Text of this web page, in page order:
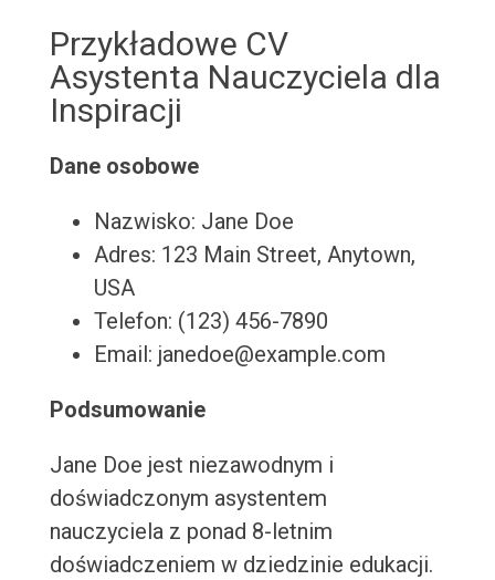
Przykładowe CV
Asystenta Nauczyciela dla
Inspiracji
Dane osobowe
Nazwisko: Jane Doe
Adres: 123 Main Street, Anytown,
USA
Telefon: (123) 456-7890
Email: janedoe@example.com
Podsumowanie
Jane Doe jest niezawodnym i
doświadczonym asystentem
nauczyciela z ponad 8-letnim
doświadczeniem w dziedzinie edukacji.